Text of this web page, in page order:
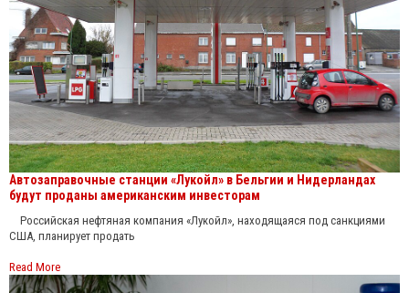
Автозаправочные станции «Лукойл» в Бельгии и Нидерландах
будут проданы американским инвесторам
Российская нефтяная компания «Лукойл», находящаяся под санкциями
США, планирует продать
Read More